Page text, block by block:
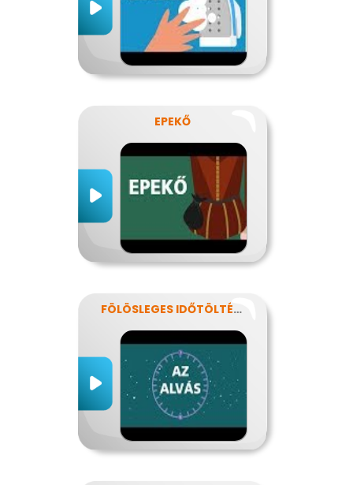
EPEKŐ
FÖLÖSLEGES IDŐTÖLTÉS?